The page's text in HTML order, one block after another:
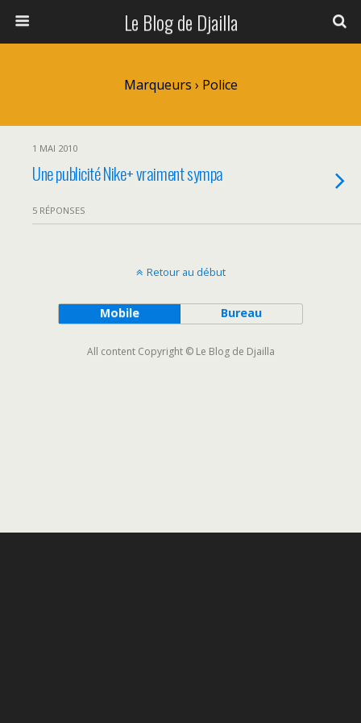
Le Blog de Djailla
Marqueurs › Police
1 MAI 2010
Une publicité Nike+ vraiment sympa
5 RÉPONSES
Retour au début
Mobile Bureau
All content Copyright © Le Blog de Djailla